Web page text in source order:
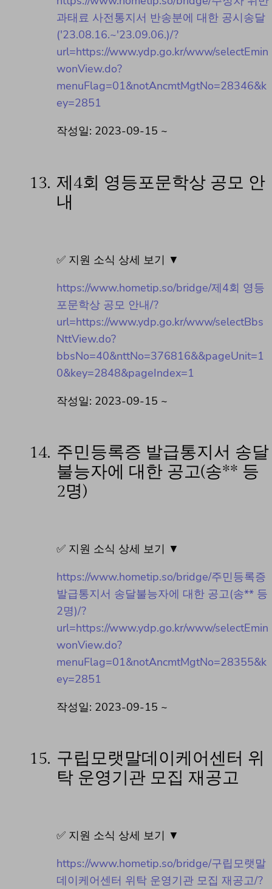
과태료 사전통지서 반송분에 대한 공시송달
('23.08.16.~'23.09.06.)/?
url=https://www.ydp.go.kr/www/selectEmin
wonView.do?
menuFlag=01&notAncmtMgtNo=28346&k
ey=2851
작성일: 2023-09-15 ~
13. 제4회 영등포문학상 공모 안
내
✅ 지원 소식 상세 보기 ▼
https://www.hometip.so/bridge/제4회 영등
포문학상 공모 안내/?
url=https://www.ydp.go.kr/www/selectBbs
NttView.do?
bbsNo=40&nttNo=376816&&pageUnit=1
0&key=2848&pageIndex=1
작성일: 2023-09-15 ~
14. 주민등록증 발급통지서 송달
불능자에 대한 공고(송** 등
2명)
✅ 지원 소식 상세 보기 ▼
https://www.hometip.so/bridge/주민등록증
발급통지서 송달불능자에 대한 공고(송** 등
2명)/?
url=https://www.ydp.go.kr/www/selectEmin
wonView.do?
menuFlag=01&notAncmtMgtNo=28355&k
ey=2851
작성일: 2023-09-15 ~
15. 구립모랫말데이케어센터 위
탁 운영기관 모집 재공고
✅ 지원 소식 상세 보기 ▼
https://www.hometip.so/bridge/구립모랫말
데이케어센터 위탁 운영기관 모집 재공고/?